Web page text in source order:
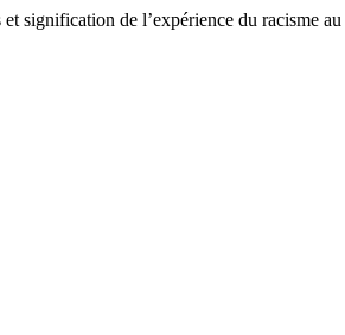
signification de l’expérience du racisme